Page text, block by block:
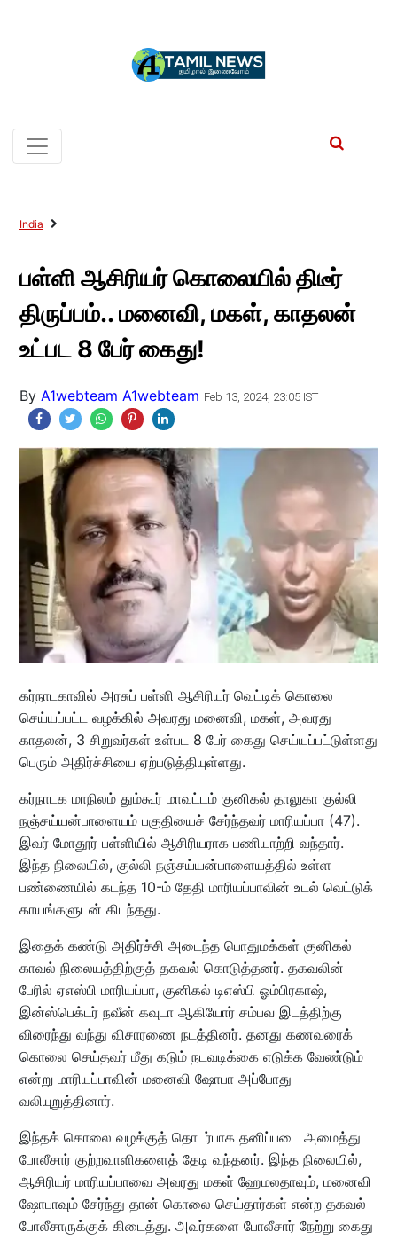
India
பள்ளி ஆசிரியர் கொலையில் திடீர்
திருப்பம்.. மனைவி, மகள், காதலன்
உட்பட 8 பேர் கைது!
By A1webteam A1webteam Feb 13, 2024, 23:05 IST
கர்நாடகாவில் அரசுப் பள்ளி ஆசிரியர் வெட்டிக் கொலை
செய்யப்பட்ட வழக்கில் அவரது மனைவி, மகள், அவரது
காதலன், 3 சிறுவர்கள் உள்பட 8 பேர் கைது செய்யப்பட்டுள்ளது
பெரும் அதிர்ச்சியை ஏற்படுத்தியுள்ளது.
கர்நாடக மாநிலம் தும்கூர் மாவட்டம் குனிகல் தாலுகா குல்லி
நஞ்சய்யன்பாளையம் பகுதியைச் சேர்ந்தவர் மாரியப்பா (47).
இவர் மோதூர் பள்ளியில் ஆசிரியராக பணியாற்றி வந்தார்.
இந்த நிலையில், குல்லி நஞ்சய்யன்பாளையத்தில் உள்ள
பண்ணையில் கடந்த 10-ம் தேதி மாரியப்பாவின் உடல் வெட்டுக்
காயங்களுடன் கிடந்தது.
இதைக் கண்டு அதிர்ச்சி அடைந்த பொதுமக்கள் குனிகல்
காவல் நிலையத்திற்குத் தகவல் கொடுத்தனர். தகவலின்
பேரில் ஏஎஸ்பி மாரியப்பா, குனிகல் டிஎஸ்பி ஓம்பிரகாஷ்,
இன்ஸ்பெக்டர் நவீன் கவுடா ஆகியோர் சம்பவ இடத்திற்கு
விரைந்து வந்து விசாரணை நடத்தினர். தனது கணவரைக்
கொலை செய்தவர் மீது கடும் நடவடிக்கை எடுக்க வேண்டும்
என்று மாரியப்பாவின் மனைவி ஷோபா அப்போது
வலியுறுத்தினார்.
இந்தக் கொலை வழக்குத் தொடர்பாக தனிப்படை அமைத்து
போலீசார் குற்றவாளிகளைத் தேடி வந்தனர். இந்த நிலையில்,
ஆசிரியர் மாரியப்பாவை அவரது மகள் ஹேமலதாவும், மனைவி
ஷோபாவும் சேர்ந்து தான் கொலை செய்தார்கள் என்ற தகவல்
போலீசாருக்குக் கிடைத்து. அவர்களை போலீசார் நேற்று கைது